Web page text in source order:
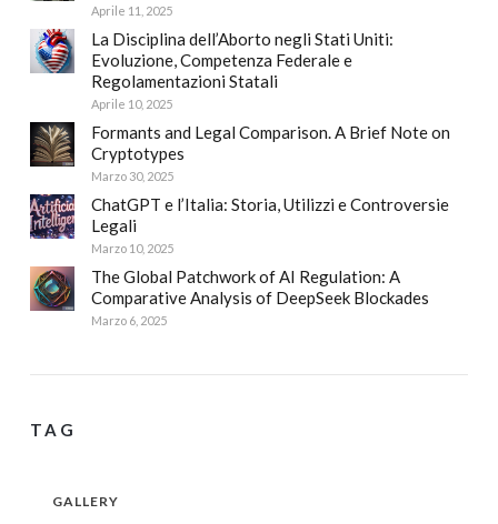
Aprile 11, 2025
La Disciplina dell’Aborto negli Stati Uniti:
Evoluzione, Competenza Federale e
Regolamentazioni Statali
Aprile 10, 2025
Formants and Legal Comparison. A Brief Note on
Cryptotypes
Marzo 30, 2025
ChatGPT e l’Italia: Storia, Utilizzi e Controversie
Legali
Marzo 10, 2025
The Global Patchwork of AI Regulation: A
Comparative Analysis of DeepSeek Blockades
Marzo 6, 2025
TAG
GALLERY